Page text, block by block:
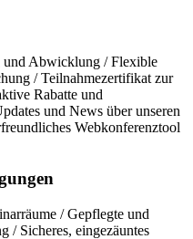
und Abwicklung / Flexible
/ Teilnahmezertifikat zur
Rabatte und
und News über unseren
Webkonferenztool
/ Gepflegte und
/ Sicheres, eingezäuntes